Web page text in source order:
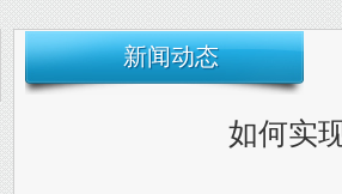
新闻动态
如何实